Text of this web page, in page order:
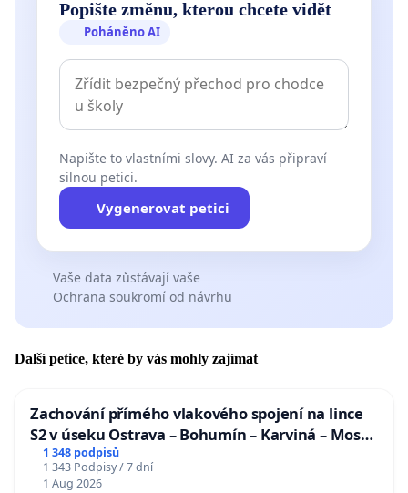
Popište změnu, kterou chcete vidět
Poháněno AI
Napište to vlastními slovy. AI za vás připraví
silnou petici.
Vygenerovat petici
Vaše data zůstávají vaše
Ochrana soukromí od návrhu
Další petice, které by vás mohly zajímat
Zachování přímého vlakového spojení na lince
S2 v úseku Ostrava – Bohumín – Karviná – Mosty
u Jablunkova
1 348 podpisů
1 343 Podpisy / 7 dní
1 Aug 2026